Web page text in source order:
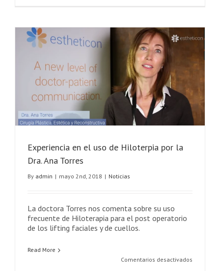
la
Sociedad
Cirugía
Experiencia en el uso de Hiloterpia por la
Dra. Ana Torres
By admin | mayo 2nd, 2018 | Noticias
La doctora Torres nos comenta sobre su uso
frecuente de Hiloterapia para el post operatorio
de los lifting faciales y de cuellos.
Read More
Comentarios desactivados